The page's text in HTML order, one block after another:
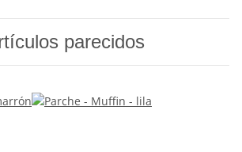
parecidos